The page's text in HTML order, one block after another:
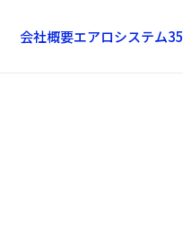
会社概要エアロシステム